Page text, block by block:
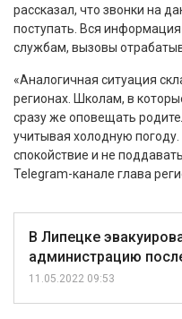
рассказал, что звонки на
поступать. Вся
службам, вызовы
«Аналогичная ситуация
регионах. Школам, в
сразу же оповещать
учитывая холодную
спокойствие и не
Telegram-канале глава
В Липецке
администрацию
11.05.2022 09:53